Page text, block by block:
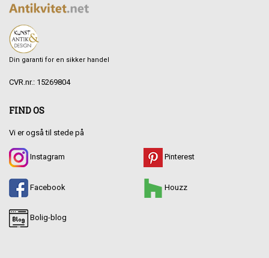
Din garanti for en sikker handel
CVR.nr.: 15269804
FIND OS
Vi er også til stede på
Instagram
Facebook
Bolig-blog
Pinterest
Houzz